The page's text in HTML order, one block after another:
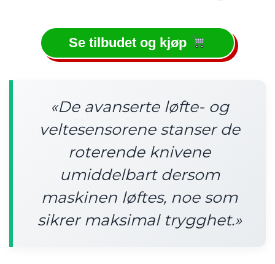
Se tilbudet og kjøp
«De avanserte løfte- og
veltesensorene stanser de
roterende knivene
umiddelbart dersom
maskinen løftes, noe som
sikrer maksimal trygghet.»